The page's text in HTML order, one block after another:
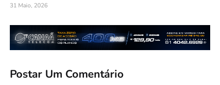
31 Maio, 2026
Postar Um Comentário